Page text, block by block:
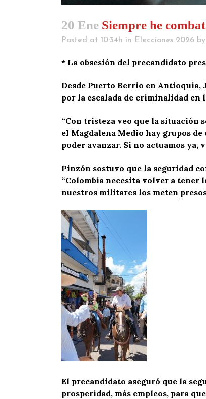
20 Ene Siempre he
Posted at 10:34h in Elecciones 2026 by
* La obsesión del precandidato
Desde Puerto Berrio en Antioquia,
por la escalada de criminalidad en
“Con tristeza veo que la situación
el Magdalena Medio hay grupos
poder avanzar. Si no actuamos ya,
Pinzón sostuvo que la seguridad
“Colombia necesita volver a tener
nuestros militares los meten
El precandidato aseguró que la
prosperidad, más empleos, para